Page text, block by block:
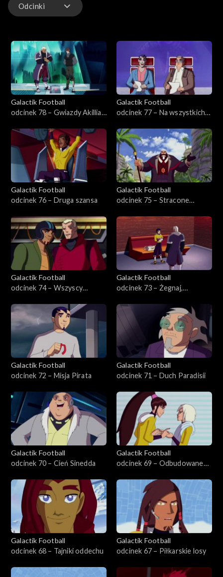
Odcinki
Galactik Football
odcinek 78 – Gwiazdy Akillian
Galactik Football
odcinek 77 – Na wszystkich
Galactik Football
odcinek 76 – Druga szansa
Galactik Football
odcinek 75 – Stracone
Galactik Football
odcinek 74 – Wszyscy
Galactik Football
odcinek 73 – Żegnaj,
Galactik Football
odcinek 72 – Misja Pirata
Galactik Football
odcinek 71 – Duch Paradisii
Galactik Football
odcinek 70 – Cień Sinedda
Galactik Football
odcinek 69 – Odbudowane
Galactik Football
odcinek 68 – Tajniki oddechu
Galactik Football
odcinek 67 – Piłkarskie losy